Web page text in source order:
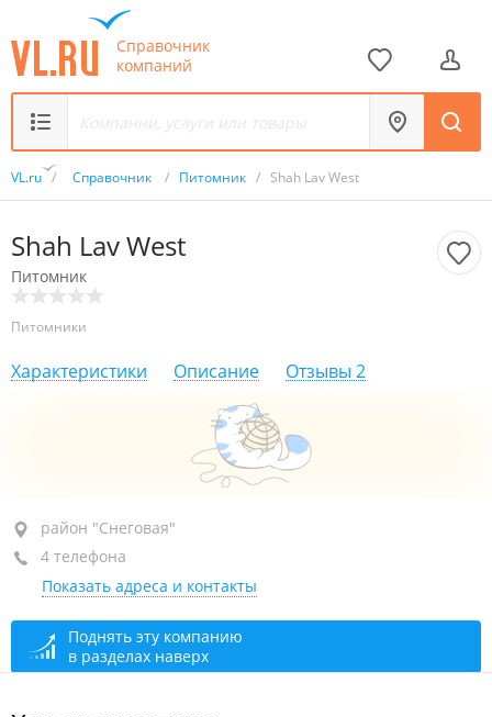
Справочник
компаний
VL.ru / Справочник / Питомник / Shah Lav West
Shah Lav West
Питомник
Питомники
Характеристики Описание Отзывы 2
район "Снеговая", ул. Военное шоссе, 27
+7 (423) 271-94-54
+7 (423) 272-67-89
+7 (423) 260-94-60
+7 914 792-67-89
район "Снеговая"
4 телефона
Показать адреса и контакты
Поднять эту компанию
в разделах наверх